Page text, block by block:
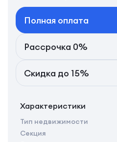
Полная оплата
Рассрочка 0%
Скидка до 15%
Характеристики
Тип недвижимости
Секция